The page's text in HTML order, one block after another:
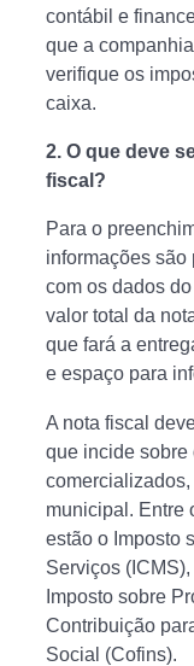
contábil e
que a
verifique os
caixa.
2. O que deve
fiscal?
Para o
informações
com os dados
valor total da
que fará a
e espaço para
A nota fiscal
que incide sobre
municipal. Entre
estão o Imposto
Serviços
Imposto sobre
Contribuição
Social (Cofins).